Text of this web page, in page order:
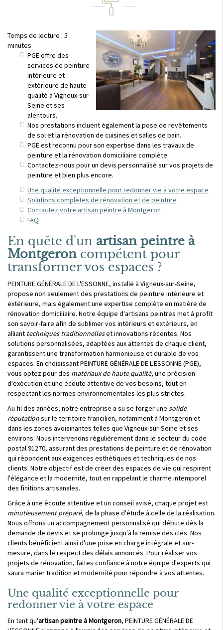
Temps de lecture : 5
minutes
PGE offre des
services de peinture
intérieure et
extérieure de haute
qualité à Vigneux-sur-
Seine et ses
alentours.
Nos prestations incluent également la pose de revêtements
de sol et la rénovation de cuisines et salles de bain.
PGE est reconnu pour son expertise dans les travaux de
peinture et la rénovation domiciliaire complète.
Contactez-nous pour un devis personnalisé sur vos projets de
peinture et bien plus encore.
Une qualité exceptionnelle pour redonner vie à votre espace
Solutions complètes de rénovation et de peinture
Contactez votre artisan peintre à Montgeron
FAQ
En quête d'un artisan peintre à
Montgeron compétent pour
transformer vos espaces ?
PEINTURE GÉNÉRALE DE L'ESSONNE, installé à Vigneux-sur-Seine,
propose non seulement des prestations de peinture intérieure et
extérieure, mais également une expertise complète en matière de
rénovation domiciliaire. Notre équipe d'artisans peintres met à profit
son savoir-faire afin de sublimer vos intérieurs et extérieurs, en
alliant techniques traditionnelleset innovations récentes. Nos
solutions personnalisées, adaptées aux attentes de chaque client,
garantissent une transformation harmonieuse et durable de vos
espaces. En choisissant PEINTURE GÉNÉRALE DE L'ESSONNE (PGE),
vous optez pour des matériaux de haute qualité, une précision
d'exécution et une écoute attentive de vos besoins, tout en
respectant les normes environnementales les plus strictes.
Au fil des années, notre entreprise a su se forger une solide
réputationsur le territoire francilien, notamment à Montgeron et
dans les zones avoisinantes telles que Vigneux-sur-Seine et ses
environs. Nous intervenons régulièrement dans le secteur du code
postal 91270, assurant des prestations de peinture et de rénovation
qui répondent aux exigences esthétiques et techniques de nos
clients. Notre objectif est de créer des espaces de vie qui respirent
l'élégance et la modernité, tout en rappelant le charme intemporel
des finitions artisanales.
Grâce à une écoute attentive et un conseil avisé, chaque projet est
minutieusement préparé, de la phase d'étude à celle de la réalisation.
Nous offrons un accompagnement personnalisé qui débute dès la
demande de devis et se prolonge jusqu'à la remise des clés. Nos
clients bénéficient ainsi d'une prise en charge intégrale et sur-
mesure, dans le respect des délais annoncés. Pour réaliser vos
projets de rénovation, faites confiance à notre équipe d'experts qui
saura marier tradition et modernité pour répondre à vos attentes.
Une qualité exceptionnelle pour
redonner vie à votre espace
En tant qu'artisan peintre à Montgeron, PEINTURE GÉNÉRALE DE